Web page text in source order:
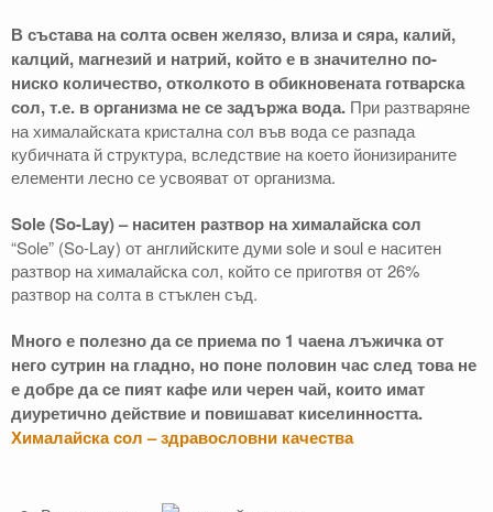
В състава на солта освен желязо, влиза и сяра, калий,
калций, магнезий и натрий, който е в значително по-
ниско количество, отколкото в обикновената готварска
сол, т.е. в организма не се задържа вода. При разтваряне
на хималайската кристална сол във вода се разпада
кубичната й структура, вследствие на което йонизираните
елементи лесно се усвояват от организма.
Sole (So-Lay) – наситен разтвор на хималайска сол
“Sole” (So-Lay) от английските думи sole и soul е наситен
разтвор на хималайска сол, който се приготвя от 26%
разтвор на солта в стъклен съд.
Много е полезно да се приема по 1 чаена лъжичка от
него сутрин на гладно, но поне половин час след това не
е добре да се пият кафе или черен чай, които имат
диуретично действие и повишават киселинността.
Хималайска сол – здравословни качества